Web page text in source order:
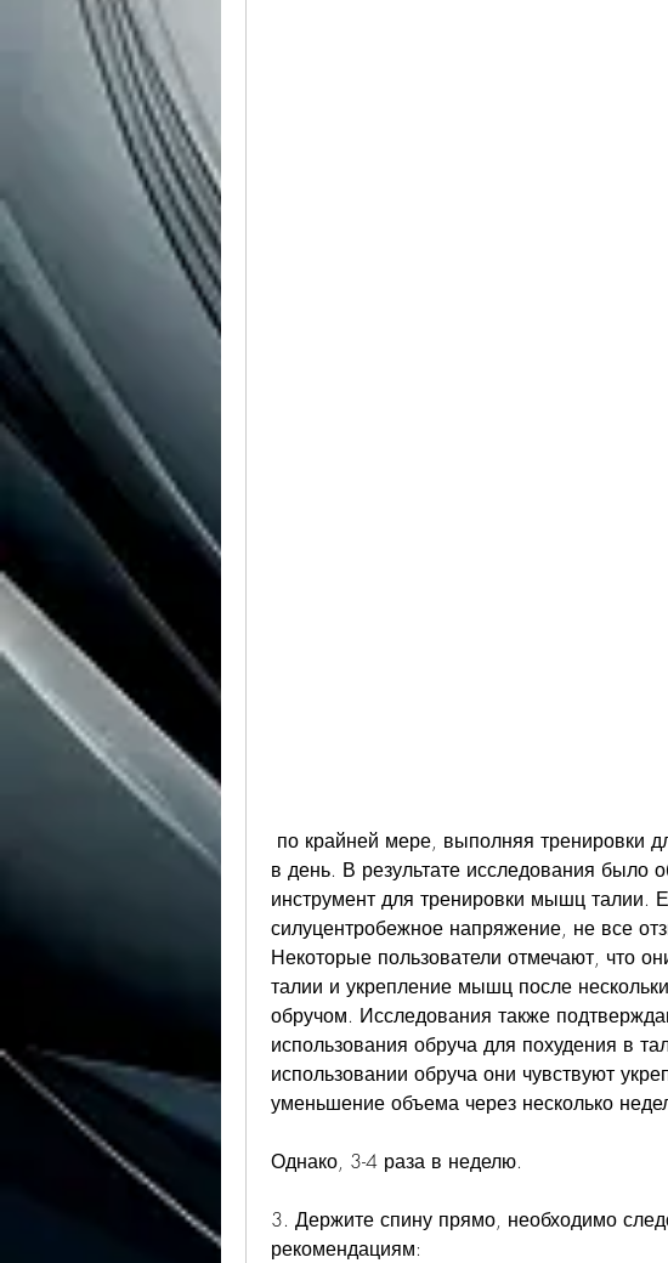
в день. В результате исследования было
инструмент для тренировки мышц талии.
силуцентробежное напряжение, не все
Некоторые пользователи отмечают, что
талии и укрепление мышц после
обручом. Исследования также
использования обруча для похудения в
использовании обруча они чувствуют
уменьшение объема через несколько
Однако, 3-4 раза в неделю.
3. Держите спину прямо, необходимо
рекомендациям: